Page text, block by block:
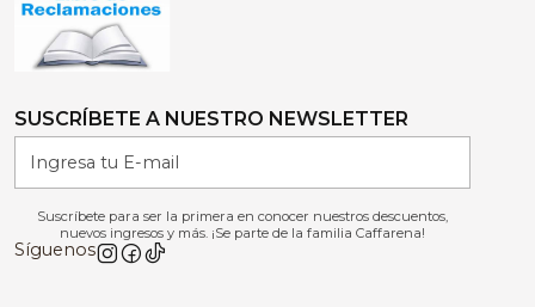
SUSCRÍBETE A NUESTRO NEWSLETTER
Suscríbete para ser la primera en conocer nuestros descuentos,
nuevos ingresos y más. ¡Se parte de la familia Caffarena!
Síguenos